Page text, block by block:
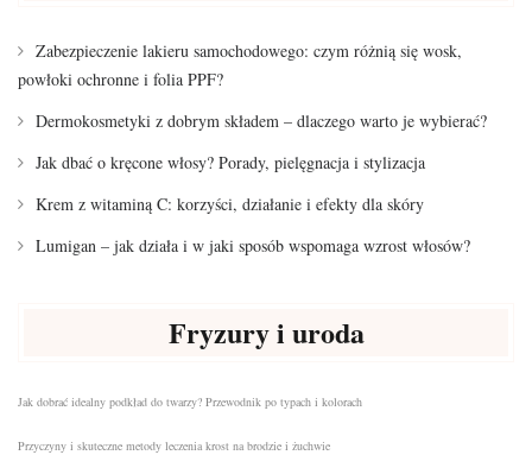
Zabezpieczenie lakieru samochodowego: czym różnią się wosk,
powłoki ochronne i folia PPF?
Dermokosmetyki z dobrym składem – dlaczego warto je wybierać?
Jak dbać o kręcone włosy? Porady, pielęgnacja i stylizacja
Krem z witaminą C: korzyści, działanie i efekty dla skóry
Lumigan – jak działa i w jaki sposób wspomaga wzrost włosów?
Fryzury i uroda
Jak dobrać idealny podkład do twarzy? Przewodnik po typach i kolorach
Przyczyny i skuteczne metody leczenia krost na brodzie i żuchwie